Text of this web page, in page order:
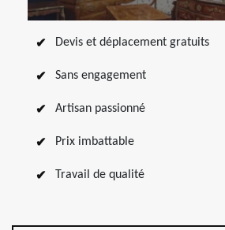
Devis et déplacement gratuits
Sans engagement
Artisan passionné
Prix imbattable
Travail de qualité